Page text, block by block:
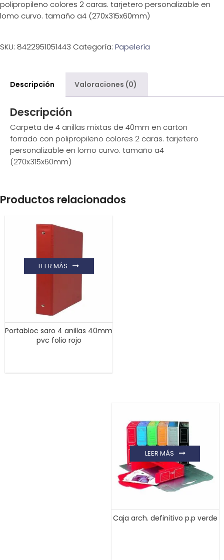
polipropileno colores 2 caras. tarjetero personalizable en
lomo curvo. tamaño a4 (270x315x60mm)
SKU: 8422951051443 Categoría: Papelería
Descripción Valoraciones (0)
Descripción
Carpeta de 4 anillas mixtas de 40mm en carton
forrado con polipropileno colores 2 caras. tarjetero
personalizable en lomo curvo. tamaño a4
(270x315x60mm)
Productos relacionados
Portabloc saro 4 anillas 40mm
pvc folio rojo
LEER MÁS
Caja arch. definitivo p.p verde
LEER MÁS